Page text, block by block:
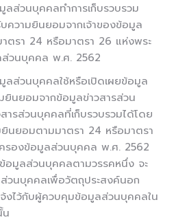
ส่วนบุคคลทำการเก็บรวบรวม
วามยินยอมจากเจ้าของข้อมูล
ตรา 24 หรือมาตรา 26 แห่งพระ
วนบุคคล พ.ศ. 2562
ส่วนบุคคลใช้หรือเปิดเผยข้อมูล
นยอมจากข้อมูลข่าวสารส่วน
ารส่วนบุคคลที่เก็บรวบรวมได้โดย
นยอมตามมาตรา 24 หรือมาตรา
องข้อมูลส่วนบุคคล พ.ศ. 2562
มูลส่วนบุคคลตามวรรคหนึ่ง จะ
วนบุคคลเพื่อวัตถุประสงค์นอก
งไว้กับผู้ควบคุมข้อมูลส่วนบุคคลใน
น